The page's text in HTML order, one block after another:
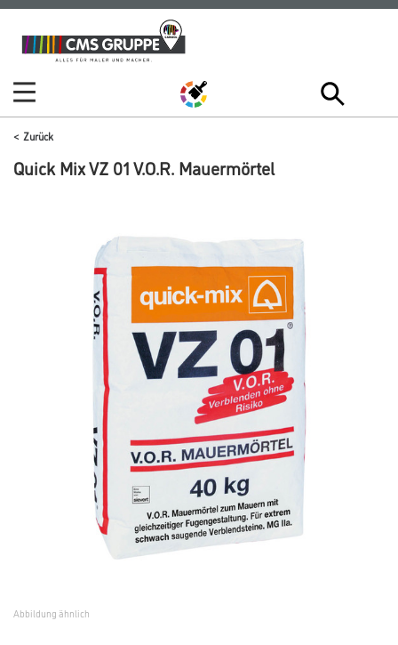
Zum
Inhalt
Zum
Navigationsmenü
Zurück
Quick Mix VZ 01 V.O.R. Mauermörtel
Abbildung ähnlich